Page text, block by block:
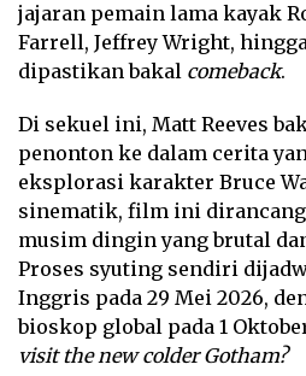
jajaran pemain lama kayak
Farrell, Jeffrey Wright,
dipastikan bakal comeback.
Di sekuel ini, Matt Reeves
penonton ke dalam cerita
eksplorasi karakter Bruce
sinematik, film ini
musim dingin yang brutal
Proses syuting sendiri
Inggris pada 29 Mei 2026,
bioskop global pada 1
visit the new colder Gotham?